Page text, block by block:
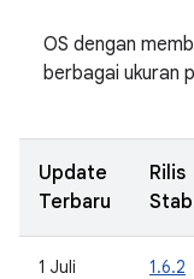
OS dengan
berbagai ukuran
Update
Terbaru
Rilis
1 Juli
1.6.2